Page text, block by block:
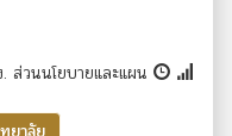
ส่วนนโยบายและแผน